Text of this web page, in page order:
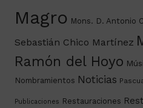
Magro Mons. D. Antonio
Sebastián Chico Martínez
Ramón del Hoyo
Nombramientos Noticias
Publicaciones Restauraciones